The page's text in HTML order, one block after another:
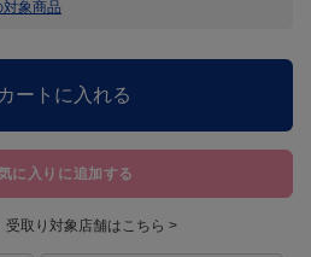
象商品
カートに入れる
に入りに追加する
受取り対象店舗はこちら >